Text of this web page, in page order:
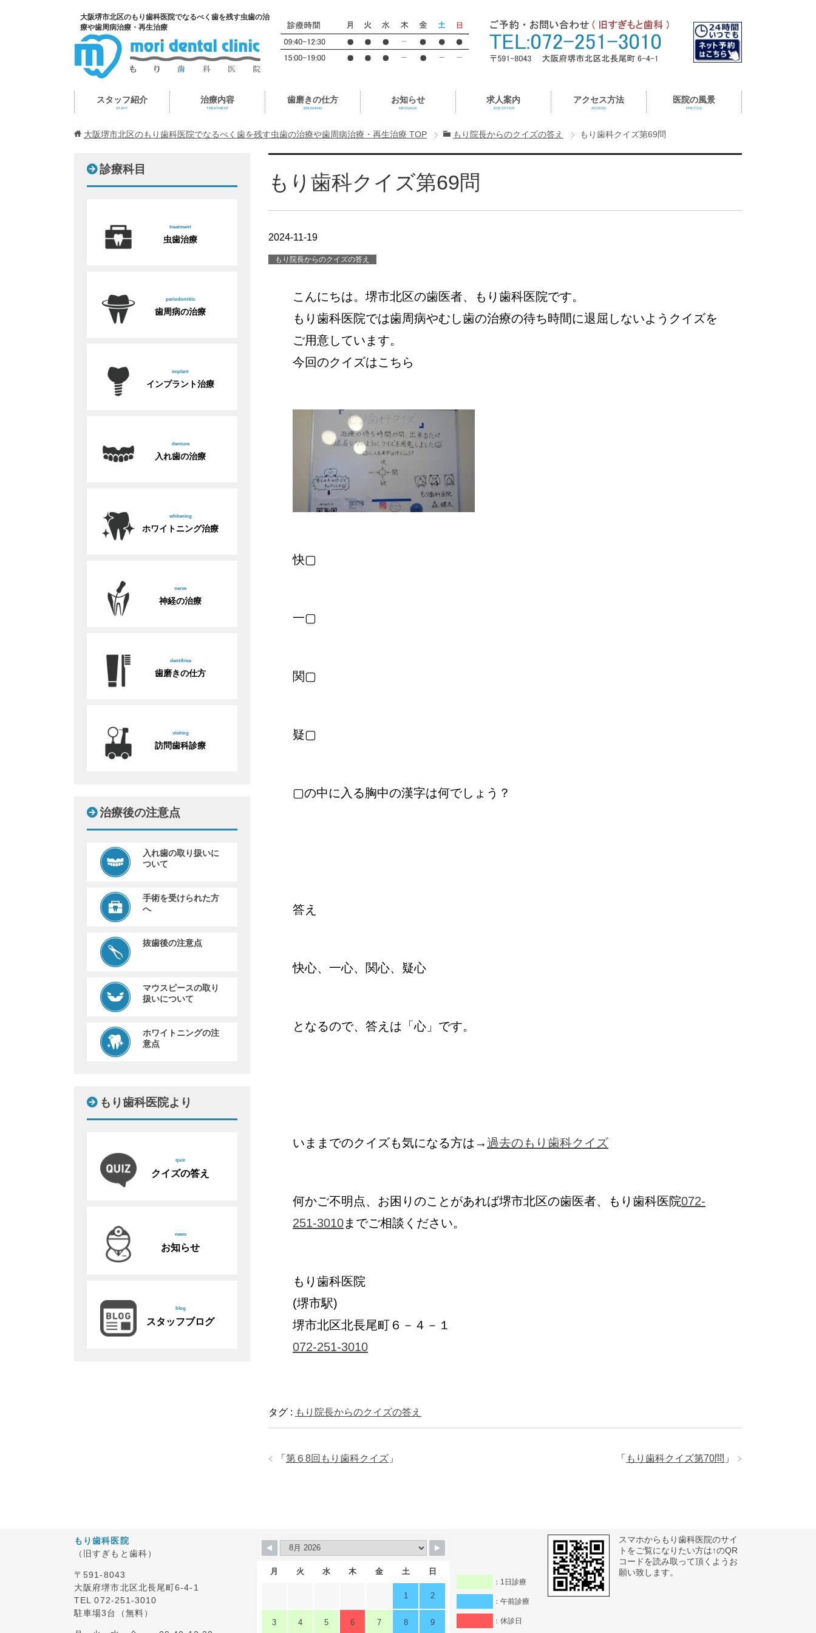
大阪堺市北区のもり歯科医院でなるべく歯を残す虫歯の治
療や歯周病治療・再生治療
スタッフ紹介
STAFF
治療内容
TREATMENT
歯磨きの仕方
BRUSHING
お知らせ
MESSAGE
求人案内
JOB OFFER
アクセス方法
ACCESS
医院の風景
PHOTOS
大阪堺市北区のもり歯科医院でなるべく歯を残す虫歯の治療や歯周病治療・再生治療 TOP もり院長からのクイズの答え もり歯科クイズ第69問
もり歯科クイズ第69問
2024-11-19
もり院長からのクイズの答え
こんにちは。堺市北区の歯医者、もり歯科医院です。
もり歯科医院では歯周病やむし歯の治療の待ち時間に退屈しないようクイズを
ご用意しています。
今回のクイズはこちら
快▢
一▢
関▢
疑▢
▢の中に入る胸中の漢字は何でしょう？
答え
快心、一心、関心、疑心
となるので、答えは「心」です。
いままでのクイズも気になる方は→過去のもり歯科クイズ
何かご不明点、お困りのことがあれば堺市北区の歯医者、もり歯科医院072-
251-3010までご相談ください。
もり歯科医院
(堺市駅)
堺市北区北長尾町６－４－１
072-251-3010
タグ : もり院長からのクイズの答え
「 もり歯科クイズ第70問 」
「 第６8回もり歯科クイズ 」
診療科目
treatment
虫歯治療
periodontitis
歯周病の治療
implant
インプラント治療
denture
入れ歯の治療
whitening
ホワイトニング治療
nerve
神経の治療
dentifrice
歯磨きの仕方
visiting
訪問歯科診療
治療後の注意点
入れ歯の取り扱いに
ついて
手術を受けられた方
へ
抜歯後の注意点
マウスピースの取り
扱いについて
ホワイトニングの注
意点
もり歯科医院より
quiz
クイズの答え
news
お知らせ
blog
スタッフブログ
もり歯科医院
（旧すぎもと歯科）
〒591-8043
大阪府堺市北区北長尾町6-4-1
TEL 072-251-3010
駐車場3台（無料）
月 火 水 木 金 土 日
1 2
3 4 5 6 7 8 9
：1日診療
：午前診療
：休診日
スマホからもり歯科医院のサイ
トをご覧になりたい方は↑のQR
コードを読み取って頂くようお
願い致します。